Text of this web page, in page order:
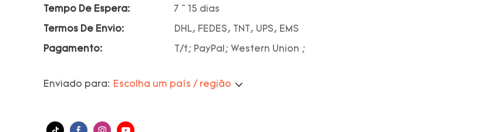
Tempo De Espera: 7 ~ 15 dias
Termos De Envio: DHL, FEDES, TNT, UPS, EMS
Pagamento: T/t; PayPal; Western Union ;
Enviado para: Escolha um país / região